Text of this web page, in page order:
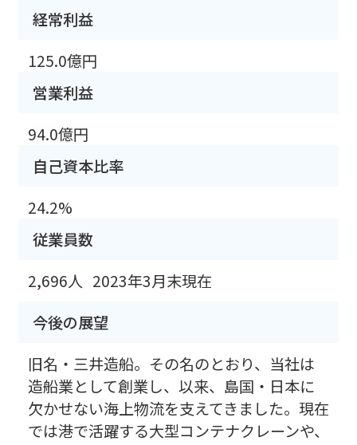
経常利益
125.0億円
営業利益
94.0億円
自己資本比率
24.2%
従業員数
2,696人 2023年3月末現在
今後の展望
旧名・三井造船。その名のとおり、当社は
造船業として創業し、以来、島国・日本に
欠かせない海上物流を支えてきました。現在
では港で活躍する大型コンテナクレーンや、